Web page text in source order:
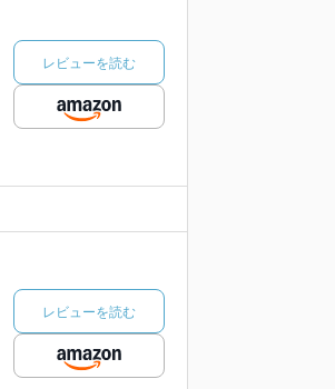
レビューを読む
レビューを読む